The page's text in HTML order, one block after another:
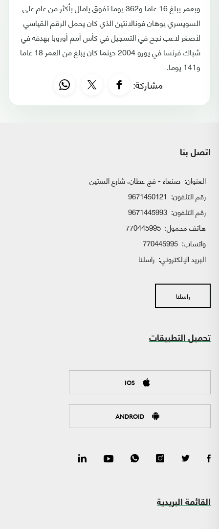
وبعمر يبلغ 16 عاما و362 يوما تفوق يامال بأكثر من عام على
السويسري يوهان فونالانتين الذي كان يحمل الرقم القياسي
لأصغر لاعب نجح في التسجيل في كأس أمم أوروبا بهدفه في
شباك فرنسا في يورو 2004 حينما كان يبلغ من العمر 18 عاما
و141 يوما.
مشاركة:
اتصل بنا
العنوان: صنعاء - فج عطان، شارع الستين
رقم التلفون: 9671450121
رقم التلفون: 9671445993
هاتف محمول: 770445995
واتساب:
البريد الإلكتروني: راسلنا
راسلنا
تحميل التطبيقات
IOS
ANDROID
القائمة البريدية